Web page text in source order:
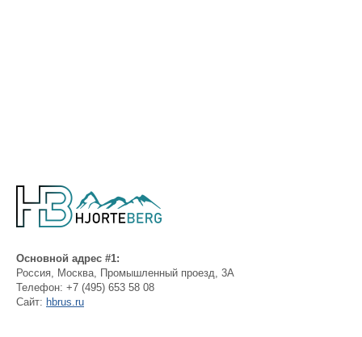
Основной адрес #1:
Россия, Москва, Промышленный проезд, 3А
Телефон: +7 (495) 653 58 08
Сайт: hbrus.ru